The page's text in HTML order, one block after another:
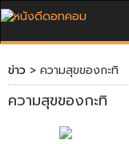
ข่าว > ความสุขของกะทิ
ความสุขของกะทิ